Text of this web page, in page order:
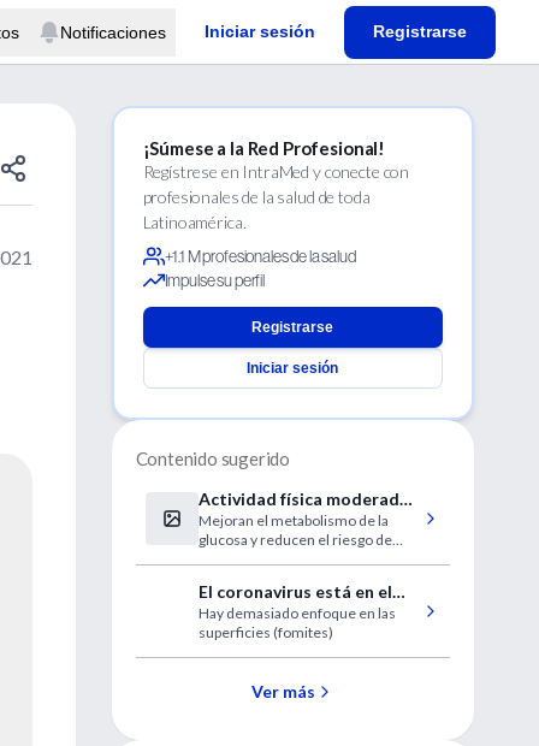
Notificaciones Iniciar sesión Registrarse
¡Súmese a la Red Profesional!
Regístrese en IntraMed y conecte con
profesionales de la salud de toda
Latinoamérica.
+1.1 M profesionales de la salud
Impulse su perfil
Registrarse
Iniciar sesión
Contenido sugerido
Actividad física moderada y
menos tiempo sentado
Mejoran el metabolismo de la
glucosa y reducen el riesgo de
El coronavirus está en el
aire
Hay demasiado enfoque en las
superficies (fomites)
Ver más